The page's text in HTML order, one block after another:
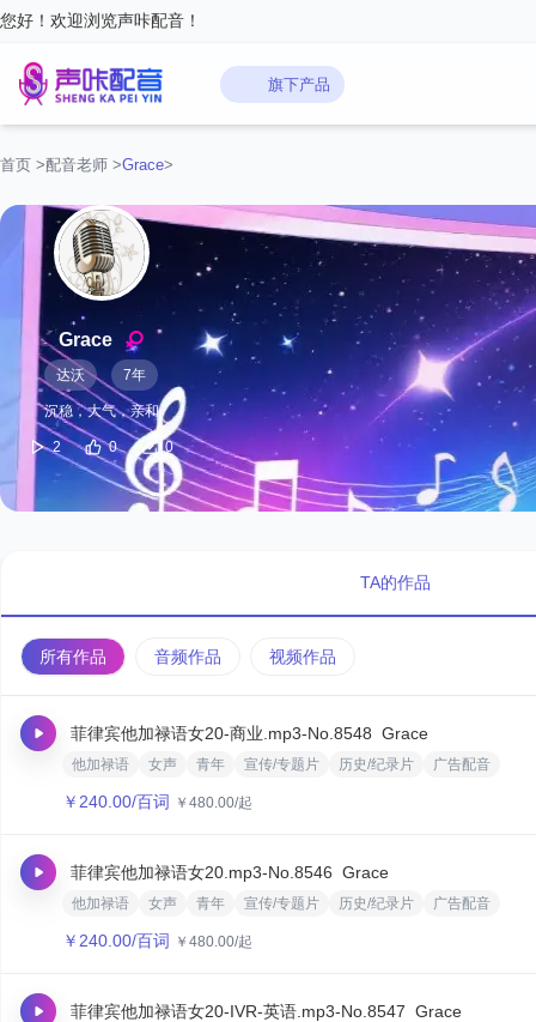
您好！欢迎浏览声咔配音！
旗下产品
首页 >配音老师 >‌Grace>
‌Grace
达沃 7年
沉稳，大气，亲和
2 0 0
TA的作品
所有作品 音频作品 视频作品
菲律宾他加禄语女20-商业.mp3-No.8548 ‌Grace
他加禄语 女声 青年 宣传/专题片 历史/纪录片 广告配音
￥ 240.00/百词 ￥ 480.00/起
菲律宾他加禄语女20.mp3-No.8546 ‌Grace
他加禄语 女声 青年 宣传/专题片 历史/纪录片 广告配音
￥ 240.00/百词 ￥ 480.00/起
菲律宾他加禄语女20-IVR-英语.mp3-No.8547 ‌Grace